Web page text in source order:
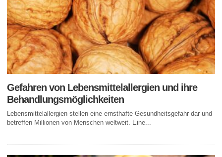
Gefahren von Lebensmittelallergien und ihre
Behandlungsmöglichkeiten
Lebensmittelallergien stellen eine ernsthafte Gesundheitsgefahr dar und
betreffen Millionen von Menschen weltweit. Eine...